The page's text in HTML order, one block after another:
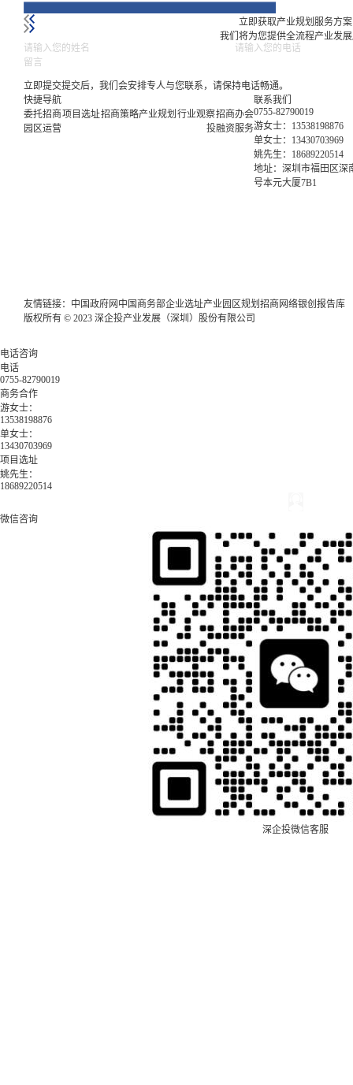
立即获取产业规划服务方案
我们将为您提供全流程产业发
提交后，我们会安排专人与您联系，请保持电话畅通。
快捷导航
委托招商项目选址招商策略产业规划 行业观察招商办会
园区运营
投融资服务
联系我们
0755-82790019
游女士：13538198876
单女士：13430703969
姚先生：18689220514
地址：深圳市福田区深
号本元大厦7B1
友情链接： 中国政府网 中国商务部企业选址产业园区规划 招商网络银创报告库
版权所有 © 2023 深企投产业发展（深圳）股份有限公司
电话咨询
电话
0755-82790019
商务合作
游女士：
13538198876
单女士：
13430703969
项目选址
姚先生：
18689220514
微信咨询
深企投微信客服